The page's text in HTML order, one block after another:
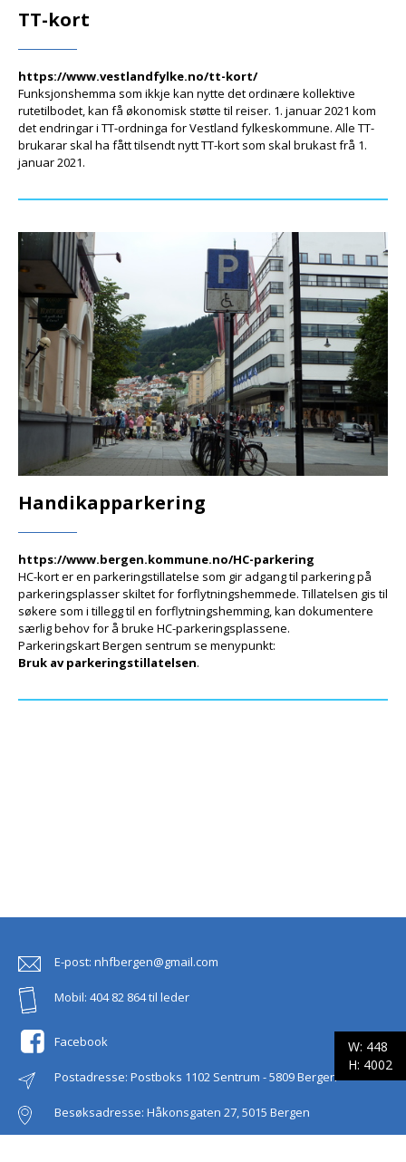
TT-kort
https://www.vestlandfylke.no/tt-kort/
Funksjonshemma som ikkje kan nytte det ordinære kollektive
rutetilbodet, kan få økonomisk støtte til reiser. 1. januar 2021 kom
det endringar i TT-ordninga for Vestland fylkeskommune. Alle TT-
brukarar skal ha fått tilsendt nytt TT-kort som skal brukast frå 1.
januar 2021.
Handikapparkering
https://www.bergen.kommune.no/HC-parkering
HC-kort er en parkeringstillatelse som gir adgang til parkering på
parkeringsplasser skiltet for forflytningshemmede. Tillatelsen gis til
søkere som i tillegg til en forflytningshemming, kan dokumentere
særlig behov for å bruke HC-parkeringsplassene.
Parkeringskart Bergen sentrum se menypunkt:
Bruk av parkeringstillatelsen.
W: 448
H: 4002
E-post: nhfbergen@gmail.com
Mobil: 404 82 864 til leder
Facebook
Postadresse: Postboks 1102 Sentrum - 5809 Bergen
Besøksadresse: Håkonsgaten 27, 5015 Bergen